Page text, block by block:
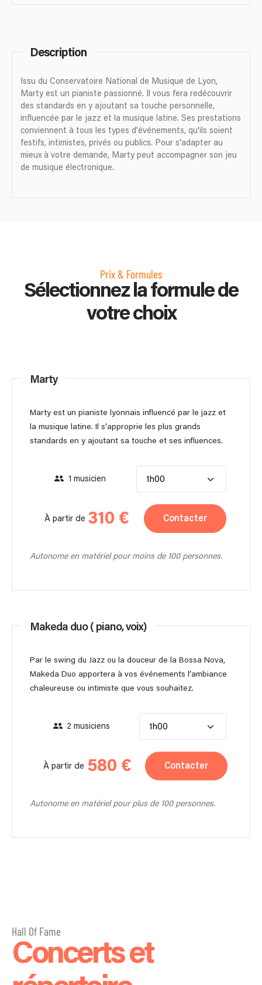
Description
Issu du Conservatoire National de Musique de Lyon,
Marty est un pianiste passionné. Il vous fera redécouvrir
des standards en y ajoutant sa touche personnelle,
influencée par le jazz et la musique latine. Ses prestations
conviennent à tous les types d'événements, qu'ils soient
festifs, intimistes, privés ou publics. Pour s'adapter au
mieux à votre demande, Marty peut accompagner son jeu
de musique électronique.
Prix & Formules
Sélectionnez la formule de
votre choix
Marty
Marty est un pianiste lyonnais influencé par le jazz et
la musique latine. Il s’approprie les plus grands
standards en y ajoutant sa touche et ses influences.
1 musicien 1h00
À partir de 310 € Contacter
Autonome en matériel pour moins de 100 personnes.
Makeda duo ( piano, voix)
Par le swing du Jazz ou la douceur de la Bossa Nova,
Makeda Duo apportera à vos événements l’ambiance
chaleureuse ou intimiste que vous souhaitez.
2 musiciens 1h00
À partir de 580 € Contacter
Autonome en matériel pour plus de 100 personnes.
Hall Of Fame
Concerts et